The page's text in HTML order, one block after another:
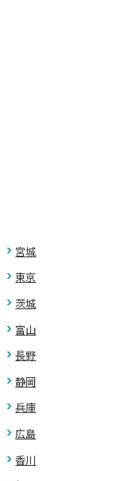
宮城
東京
茨城
富山
長野
静岡
兵庫
広島
香川